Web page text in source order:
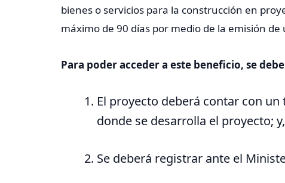
bienes o servicios para la construcción en
máximo de 90 días por medio de la emisión
Para poder acceder a este beneficio, se
El proyecto deberá contar con
donde se desarrolla el proyecto; y,
Se deberá registrar ante el